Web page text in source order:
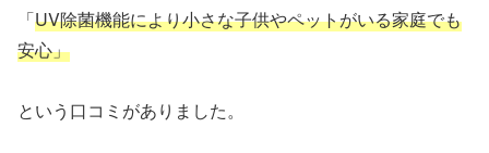
「UV除菌機能により小さな子供やペットがいる家庭でも
安心」
という口コミがありました。